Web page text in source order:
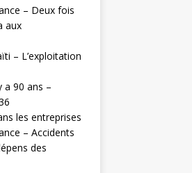
– Deux fois
aux
– L’exploitation
a 90 ans –
les entreprises
– Accidents
des